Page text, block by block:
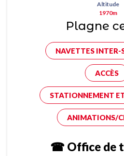
Altitude
1970m
Plagne
NAVETTES INTER-
ACCÈS
STATIONNEMENT
ANIMATIONS/
☎ Office de